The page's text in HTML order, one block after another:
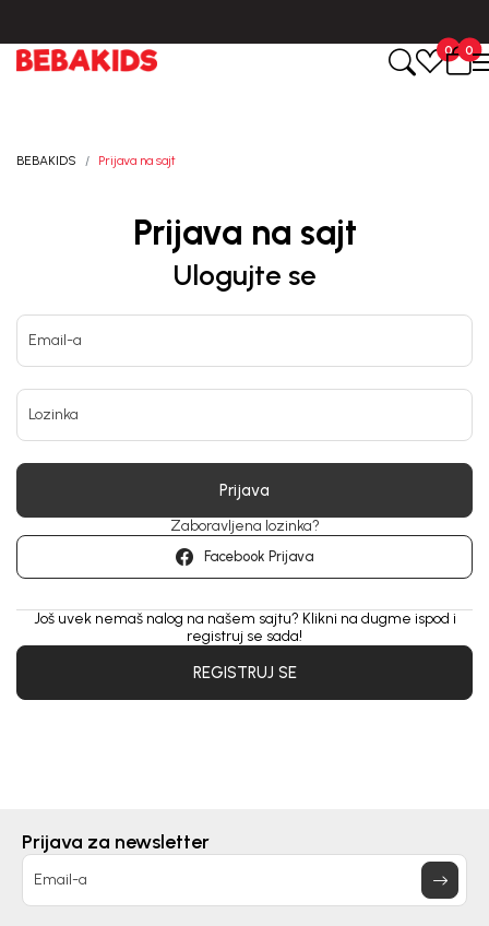
0
0
BEBAKIDS Prijava na sajt
Prijava na sajt
Ulogujte se
Email-a
Lozinka
Prijava
Zaboravljena lozinka?
Facebook Prijava
Još uvek nemaš nalog na našem sajtu? Klikni na dugme ispod i
registruj se sada!
REGISTRUJ SE
Prijava za newsletter
Email-a